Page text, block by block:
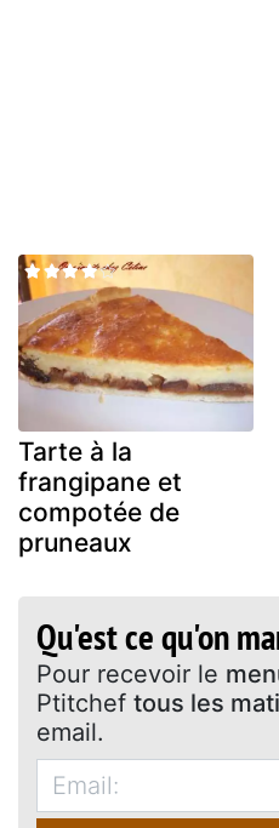
Tarte à la
frangipane et
compotée de
pruneaux
Qu'est ce qu'on
Pour recevoir le
Ptitchef tous les
email.